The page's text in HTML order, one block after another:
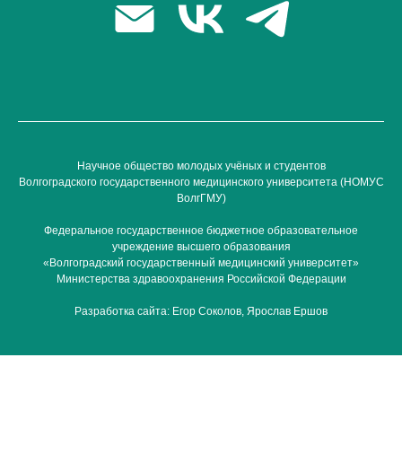
Научное общество молодых учёных и студентов
Волгоградского государственного медицинского университета (НОМУС
ВолгГМУ)
Федеральное государственное бюджетное образовательное
учреждение высшего образования
«Волгоградский государственный медицинский университет»
Министерства здравоохранения Российской Федерации
Разработка сайта: Егор Соколов, Ярослав Ершов